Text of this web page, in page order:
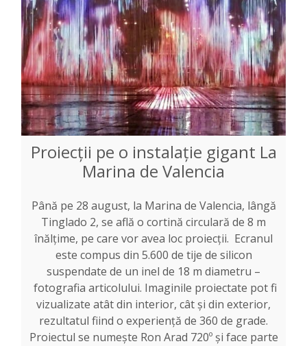
Proiecții pe o instalație gigant La
Marina de Valencia
Până pe 28 august, la Marina de Valencia, lângă
Tinglado 2, se află o cortină circulară de 8 m
înălțime, pe care vor avea loc proiecții. Ecranul
este compus din 5.600 de tije de silicon
suspendate de un inel de 18 m diametru –
fotografia articolului. Imaginile proiectate pot fi
vizualizate atât din interior, cât și din exterior,
rezultatul fiind o experiență de 360 ​​de grade.
Proiectul se numește Ron Arad 720º și face parte